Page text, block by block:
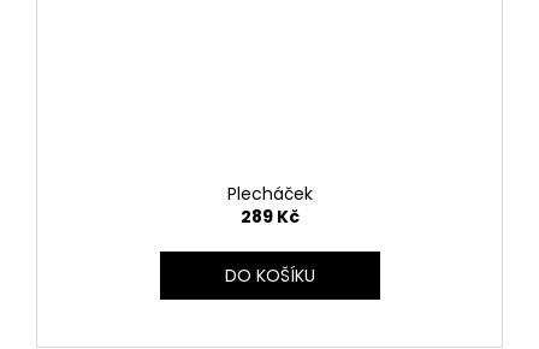
Plecháček
289 Kč
DO KOŠÍKU